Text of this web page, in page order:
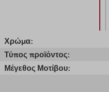
Χρώμα:
Τύπος προϊόντος:
Μέγεθος Μοτίβου: